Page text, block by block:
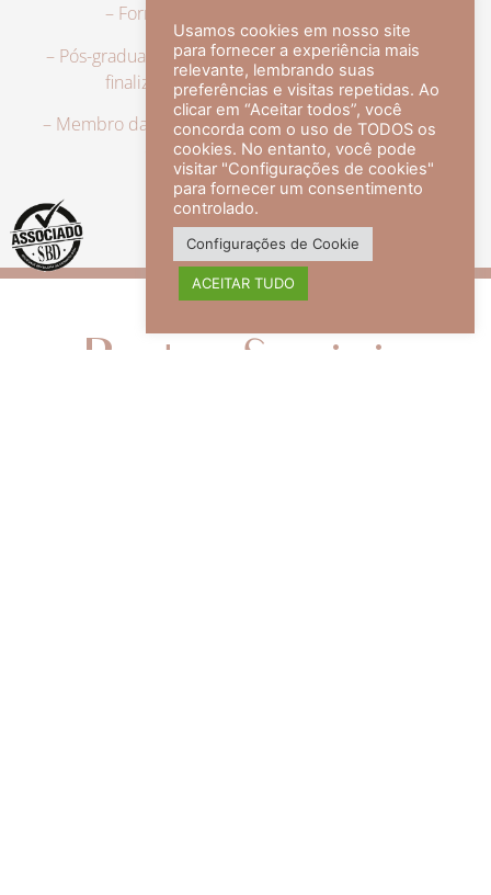
– Formação em Medicina pela UFRJ.
– Pós-graduação em Dermatologia pela UFRJ, tendo
finalizado a especialização em 2007.
– Membro da Sociedade Brasileira de Dermatologia,
com título de especialista.
veja mais +
Redes Sociais
Usamos cookies em nosso site
para fornecer a experiência mais
relevante, lembrando suas
preferências e visitas repetidas. Ao
clicar em “Aceitar todos”, você
concorda com o uso de TODOS os
cookies. No entanto, você pode
visitar "Configurações de cookies"
para fornecer um consentimento
controlado.
Configurações de Cookie
ACEITAR TUDO